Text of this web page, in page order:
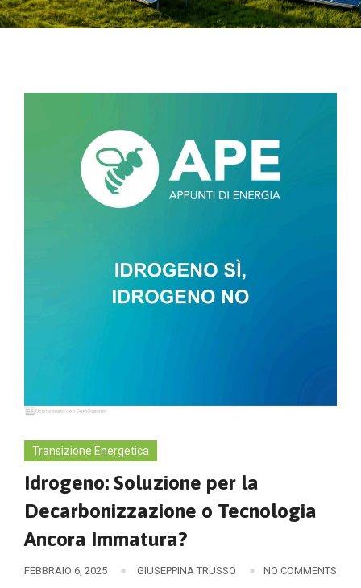
Transizione Energetica
Idrogeno: Soluzione per la
Decarbonizzazione o Tecnologia
Ancora Immatura?
FEBBRAIO 6, 2025 GIUSEPPINA TRUSSO NO COMMENTS